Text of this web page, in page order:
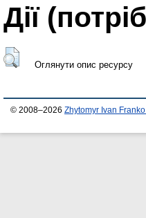
Дії
Оглянути опис ресурсу
© 2008–2026 Zhytomyr Ivan